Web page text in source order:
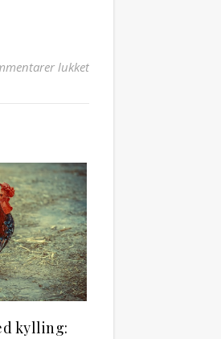
lukkettil Waldorfsalat og andre
kylling: